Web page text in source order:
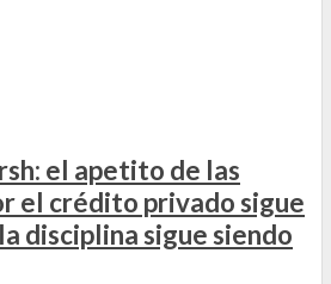
el apetito de las
el crédito privado sigue
disciplina sigue siendo